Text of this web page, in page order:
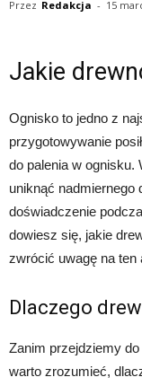
Przez Redakcja - 15
Jakie
Ognisko to jedno z
przygotowywanie
do palenia w ognisku.
uniknąć nadmiernego
doświadczenie
dowiesz się, jakie
zwrócić uwagę na ten
Dlaczego
Zanim przejdziemy
warto zrozumieć,